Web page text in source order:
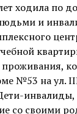
ходила по
и
№53 на ул.
со своими